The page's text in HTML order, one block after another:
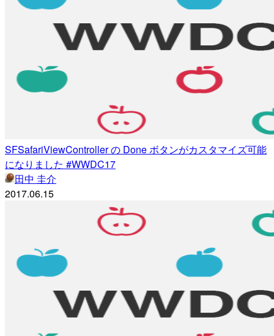
SFSafariViewController の Done ボタンがカスタマイズ可能
になりました #WWDC17
田中 圭介
2017.06.15